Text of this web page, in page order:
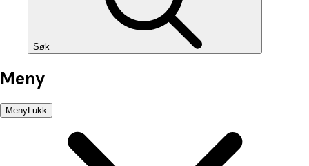
Søk
Meny
MenyLukk